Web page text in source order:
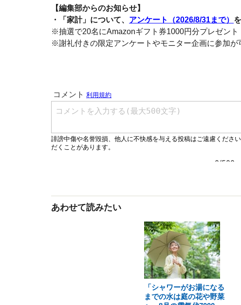
【編集部からのお知らせ】
・「家計」について、 アンケート（2026/8/31まで）
※抽選で20名にAmazonギフト券1000円分プレゼント
※謝礼付きの限定アンケートやモニター企画に参加が
あわせて読みたい
「シャワーがお湯になる
までの水は庭の花や野菜